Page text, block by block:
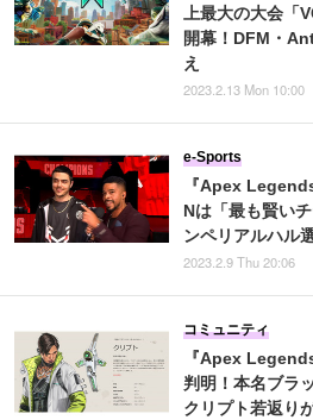
上最大の大会「
開幕！DFM・
え
2023.2.13 Mon 10:00
『Apex
Nは「最も賢い
ンペリアルハル
e-Sports
2023.2.9 Thu 20:06
『Apex
判明！本名ブラ
クリプト若返り
コミュニティ